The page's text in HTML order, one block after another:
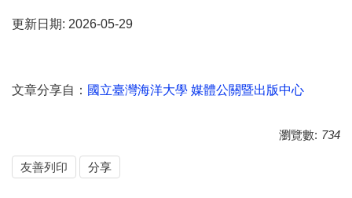
更新日期: 2026-05-29
文章分享自： 國立臺灣海洋大學 媒體公關暨出版中心
瀏覽數: 734
友善列印 分享